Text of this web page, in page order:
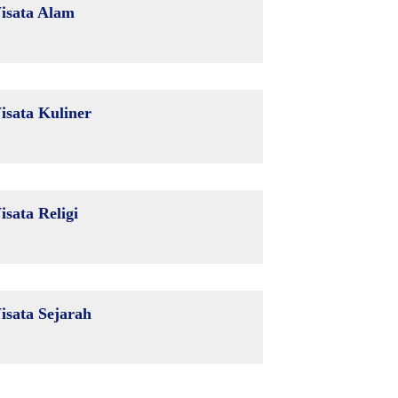
Alam
Kuliner
Religi
Sejarah